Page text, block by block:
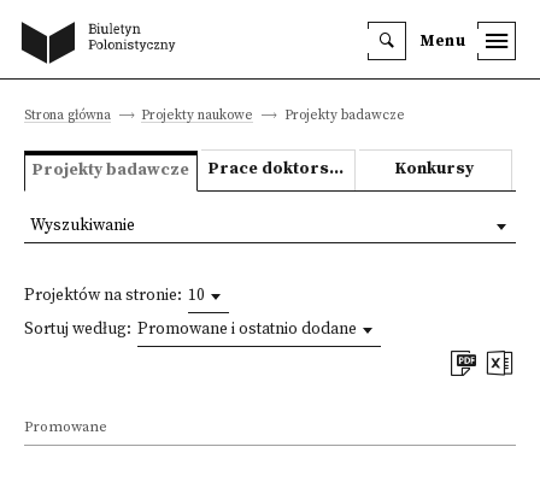
Menu
Strona główna Projekty naukowe Projekty badawcze
Projekty badawcze Prace doktorskie i habilitacyjne Konkursy
Projektów na stronie: 10
Sortuj według: Promowane i ostatnio dodane
Promowane
Wyszukiwanie